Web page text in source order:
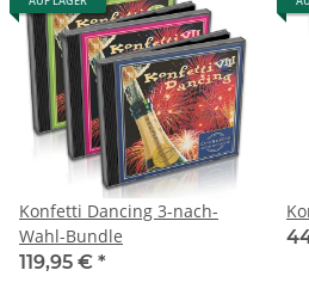
Konfetti Dancing 3-nach-
Wahl-Bundle
119,95 € *